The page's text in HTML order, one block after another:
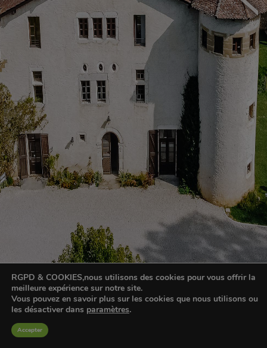
RGPD & COOKIES,nous utilisons des cookies pour vous offrir la
meilleure expérience sur notre site.
Vous pouvez en savoir plus sur les cookies que nous utilisons ou
les désactiver dans paramètres.
Accepter